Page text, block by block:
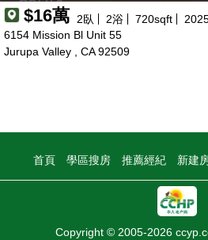
$16萬 2臥 2浴 720sqft
6154 Mission Bl Unit 55
Jurupa Valley , CA 92509
首頁 學區搜房 推薦經紀 新建
Copyright © 2005-2026